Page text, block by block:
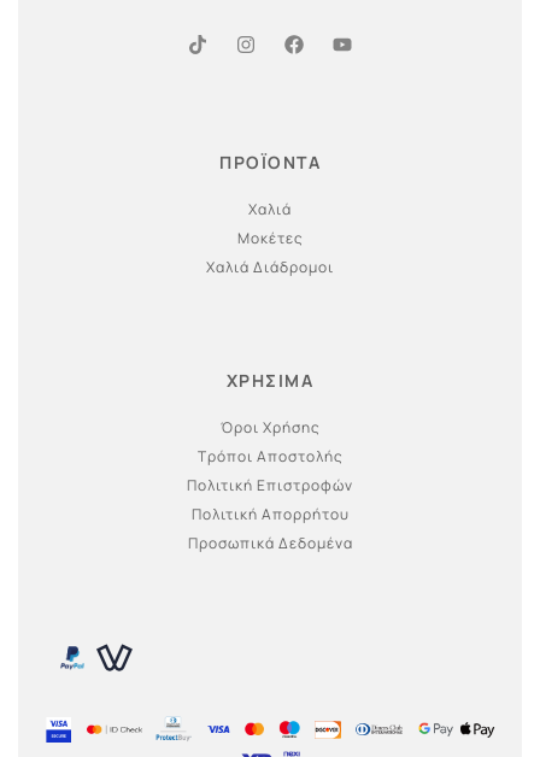
ΠΡΟΪΟΝΤΑ
Χαλιά
Μοκέτες
Χαλιά Διάδρομοι
ΧΡΗΣΙΜΑ
Όροι Χρήσης
Τρόποι Αποστολής
Πολιτική Επιστροφών
Πολιτική Απορρήτου
Προσωπικά Δεδομένα